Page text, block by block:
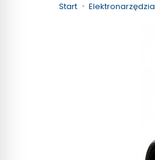
Start Elektronarzędzia